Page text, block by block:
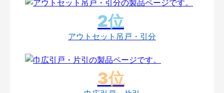
アウトセット吊戸・引分